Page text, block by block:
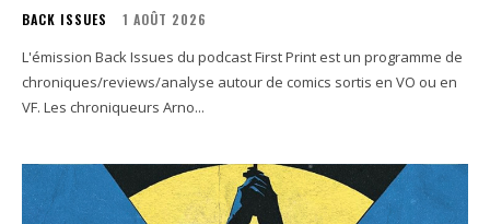
BACK ISSUES 1 AOÛT 2026
L'émission Back Issues du podcast First Print est un programme de
chroniques/reviews/analyse autour de comics sortis en VO ou en
VF. Les chroniqueurs Arno...